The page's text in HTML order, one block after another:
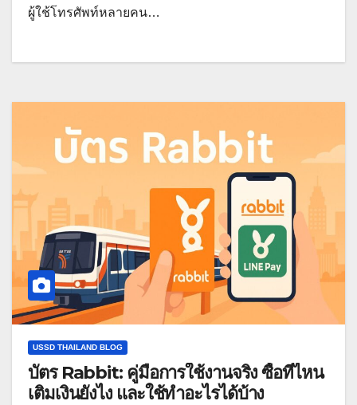
ผู้ใช้โทรศัพท์หลายคน…
USSD THAILAND BLOG
บัตร Rabbit: คู่มือการใช้งานจริง ซื้อที่ไหน
เติมเงินยังไง และใช้ทำอะไรได้บ้าง